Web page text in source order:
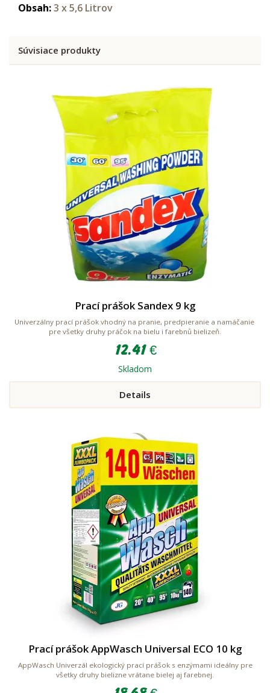
Obsah:3 x 5,6 Litrov
Súvisiace produkty
Prací prášok Sandex 9 kg
Univerzálny prací prášok vhodný na pranie, predpieranie a namáčanie
pre všetky druhy práčok na bielu i farebnů bielizeň.
12.41 €
Skladom
Details
Prací prášok AppWasch Universal ECO 10 kg
AppWasch Univerzál ekologický prací prášok s enzýmami ideálny pre
všetky druhy bielizne vrátane bielej aj farebnej.